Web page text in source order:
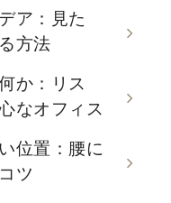
ア：見た
方法
か：リス
なオフィス
位置：腰に
ツ